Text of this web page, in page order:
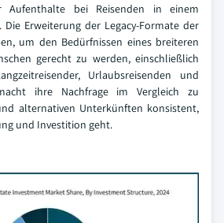
Aufenthalte bei Reisenden in einem
Die Erweiterung der Legacy-Formate der
um den Bedürfnissen eines breiteren
gerecht zu werden, einschließlich
Urlaubsreisenden und
ihre Nachfrage im Vergleich zu
alternativen Unterkünften konsistent,
und Investition geht.